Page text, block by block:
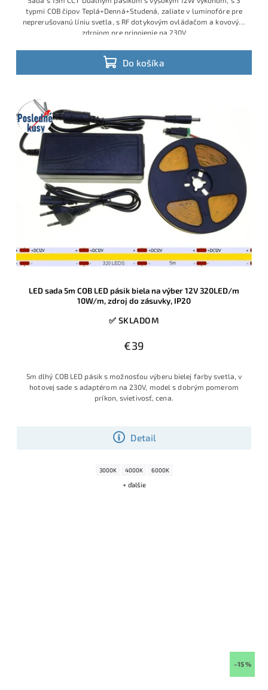
Do košíka
typmi COB čipov Teplá+Denná+Studená, zaliate v luminofóre pre
neprerušovanú líniu svetla, s RF dotykovým ovládačom a kovovým
zdrojom pre pripojenie na 230V
príkonom 12 W/m, umožňuje plynulé ladenie bieleho svetla od
teplej 3000K cez dennú 4000K až po studenú 6500K. Súčasťou je
Posledné
kusy
LED sada 5m COB LED pásik biela na výber 12V 320LED/m
10W/m, zdroj do zásuvky, IP20
✅ SKLADOM
€39
Detail
5m dlhý COB LED pásik s možnosťou výberu bielej farby svetla, v
hotovej sade s adaptérom na 230V, model s dobrým pomerom
príkon, svietivosť, cena.
3000K 4000K 6000K
+ ďalšie
–15 %